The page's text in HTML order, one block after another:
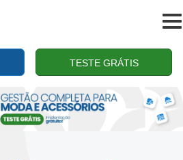
TESTE GRÁTIS